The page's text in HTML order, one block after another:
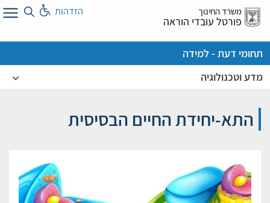
דלג
אל
משרד החינוך
פורטל עובדי הוראה
הזדהות
תחומי דעת - למידה
מדע וטכנולוגיה
התא-יחידת החיים הבסיסית